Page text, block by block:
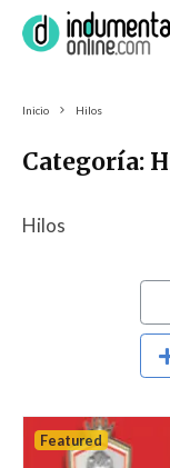
Inicio Hilos
Categoría:
Hilos
Featured